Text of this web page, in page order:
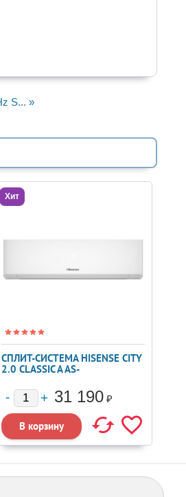
S... »
Хит
СПЛИТ-СИСТЕМА HISENSE CITY
2.0 CLASSIC A AS-
31 190 ₽